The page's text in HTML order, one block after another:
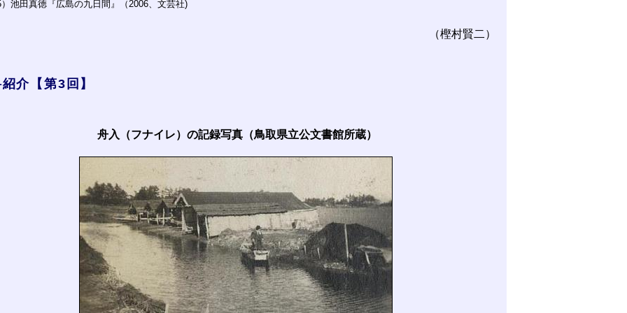
池田真徳『広島の九日間』（2006、文芸社)
（樫村賢二）
介【第3回】
舟入（フナイレ）の記録写真（鳥取県立公文書館所蔵）